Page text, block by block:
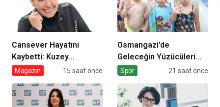
Cansever Hayatını
Kaybetti: Kuzey
Makedonya’da Toprağa
Magazin 15 saat önce
Osmangazi’de
Geleceğin Yüzücüleri
Sertifikalarını Aldı
Spor 21 saat önce